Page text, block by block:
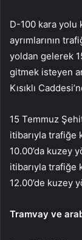
D-100 kara yolu
ayrımlarının
yoldan gelerek
gitmek isteyen
Kısıklı
15 Temmuz
itibarıyla trafiğe
10.00’da kuzey
itibarıyla trafiğe
12.00’de kuzey
Tramvay ve